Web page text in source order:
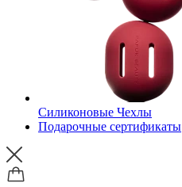
Силиконовые Чехлы
Подарочные сертификаты